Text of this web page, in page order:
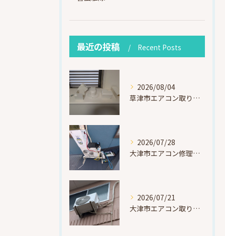
最近の投稿 Recent Posts
2026/08/04
草津市エアコン取り付け｜お客様取り外し済・化粧カバー再利用（ダイキン S225ATES・アウルコート草津）
2026/07/28
大津市エアコン修理｜冷媒漏れを特定！高所作業で東芝RAS-F221ARTを修理・ガスチャージ
2026/07/21
大津市エアコン取り付け｜他社で断られたマンション3階の壁面アングル高所作業（ハイセンス HA-J22H-W・プレジーオビワコ）